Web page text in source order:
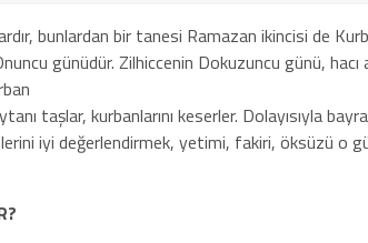
bunlardan bir tanesi Ramazan ikincisi de
günüdür. Zilhiccenin Dokuzuncu günü, hacı
taşlar, kurbanlarını keserler. Dolayısıyla
iyi değerlendirmek, yetimi, fakiri, öksüzü o